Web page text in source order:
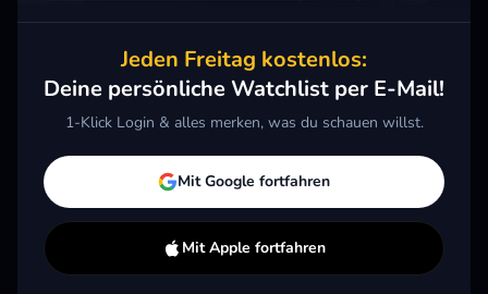
Supergirl
Mehr
Aktuell im Trend
Jeden Freitag kostenlos:
Deine persönliche Watchlist per E-Mail!
1-Klick Login & alles merken, was du schauen willst.
Mit Google fortfahren
Mit Apple fortfahren